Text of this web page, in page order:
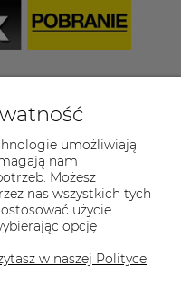
poniedziałku do
- 16:00
884
umożliwiają
nam
Możesz
nas wszystkich tych
użycie
opcję
w naszej Polityce